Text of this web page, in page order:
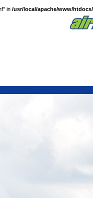
in /usr/local/apache/www/